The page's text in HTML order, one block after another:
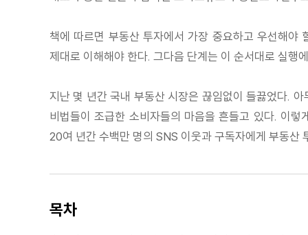
책에 따르면 부동산 투자에서 가장 중요하고 우선해
제대로 이해해야 한다. 그다음 단계는 이 순서대로 실행
지난 몇 년간 국내 부동산 시장은 끊임없이 들끓었다.
비법들이 조급한 소비자들의 마음을 흔들고 있다. 이
20여 년간 수백만 명의 SNS 이웃과 구독자에게 부동산
목차